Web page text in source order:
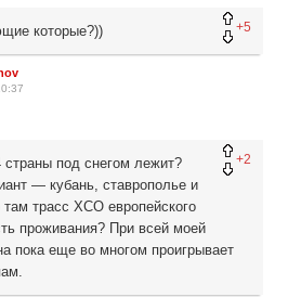
+5
которые?))
+2
страны под снегом лежит?
— кубань, ставрополье и
трасс XCO европейского
проживания? При всей моей
пока еще во многом проигрывает